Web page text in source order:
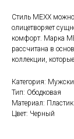
Стиль MEXX можно
олицетворяет
комфорт. Марка
рассчитана в
коллекции,
Категория:
Тип: Ободковая
Материал: Пластик
Цвет: Черный